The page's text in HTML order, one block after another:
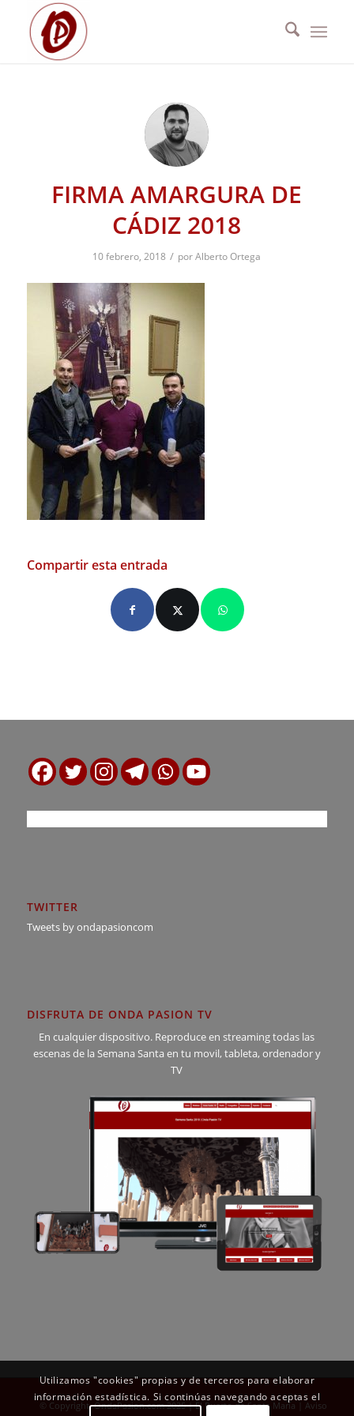
FIRMA AMARGURA DE
CÁDIZ 2018
10 febrero, 2018 / porAlberto Ortega
Compartir esta entrada
TWITTER
Tweets by ondapasioncom
DISFRUTA DE ONDA PASION TV
En cualquier dispositivo. Reproduce en streaming todas las
escenas de la Semana Santa en tu movil, tableta, ordenador y
TV
© Copyright OndaPasion.com 2025 | El Puerto de Santa María |Aviso
Utilizamos "cookies" propias y de terceros para elaborar
información estadística. Si continúas navegando aceptas el